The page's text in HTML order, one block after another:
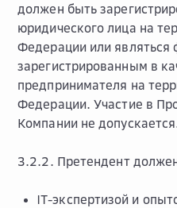
должен быть
юридического лица на
Федерации или являться
зарегистрированным в
предпринимателя на
Федерации. Участие в
Компании не
3.2.2. Претендент
IT-экспертизой и